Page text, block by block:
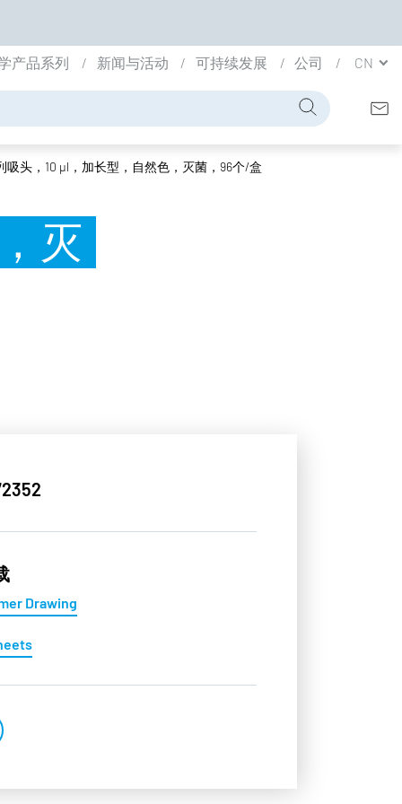
产品系列 新闻与活动 可持续发展 公司 CN
吸头，10 µl，加长型，自然色，灭菌，96个/盒
灭
Drawing